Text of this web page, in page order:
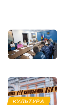
КУЛЬТУРА